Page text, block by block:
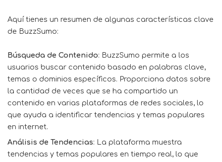
Aquí tienes un resumen de algunas características clave
de BuzzSumo:
Búsqueda de Contenido: BuzzSumo permite a los
usuarios buscar contenido basado en palabras clave,
temas o dominios específicos. Proporciona datos sobre
la cantidad de veces que se ha compartido un
contenido en varias plataformas de redes sociales, lo
que ayuda a identificar tendencias y temas populares
en internet.
Análisis de Tendencias: La plataforma muestra
tendencias y temas populares en tiempo real, lo que